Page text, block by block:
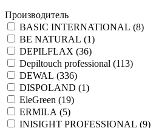
Производитель
BASIC INTERNATIONAL (8)
BE NATURAL (1)
DEPILFLAX (36)
Depiltouch professional (113)
DEWAL (336)
DISPOLAND (1)
EleGreen (19)
ERMILA (5)
INISIGHT PROFESSIONAL (9)